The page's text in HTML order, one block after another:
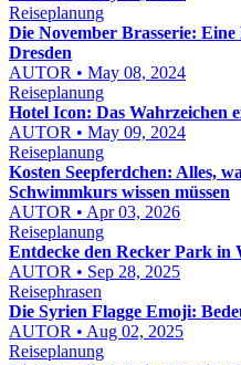
Reiseplanung
Die November Brasserie:
Dresden
AUTOR • May 08, 2024
Reiseplanung
Hotel Icon: Das Wahrzeichen
AUTOR • May 09, 2024
Reiseplanung
Kosten Seepferdchen: Alles,
Schwimmkurs wissen müssen
AUTOR • Apr 03, 2026
Reiseplanung
Entdecke den Recker Park
AUTOR • Sep 28, 2025
Reisephrasen
Die Syrien Flagge Emoji:
AUTOR • Aug 02, 2025
Reiseplanung